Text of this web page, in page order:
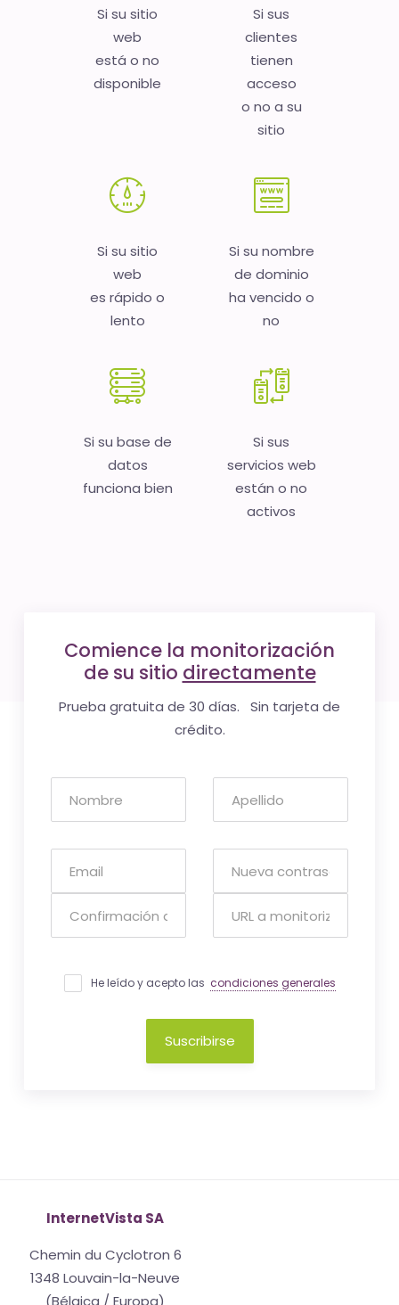
Si su sitio
web
está o no
disponible
Si sus
clientes
tienen
acceso
o no a su
sitio
Si su sitio
web
es rápido o
lento
Si su nombre
de dominio
ha vencido o
no
Si su base de
datos
funciona bien
Si sus
servicios web
están o no
activos
Comience la monitorización
de su sitio directamente
Prueba gratuita de 30 días. Sin tarjeta de
crédito.
He leído y acepto las condiciones generales
Suscribirse
InternetVista SA
Chemin du Cyclotron 6
1348 Louvain-la-Neuve
(Bélgica / Europa)